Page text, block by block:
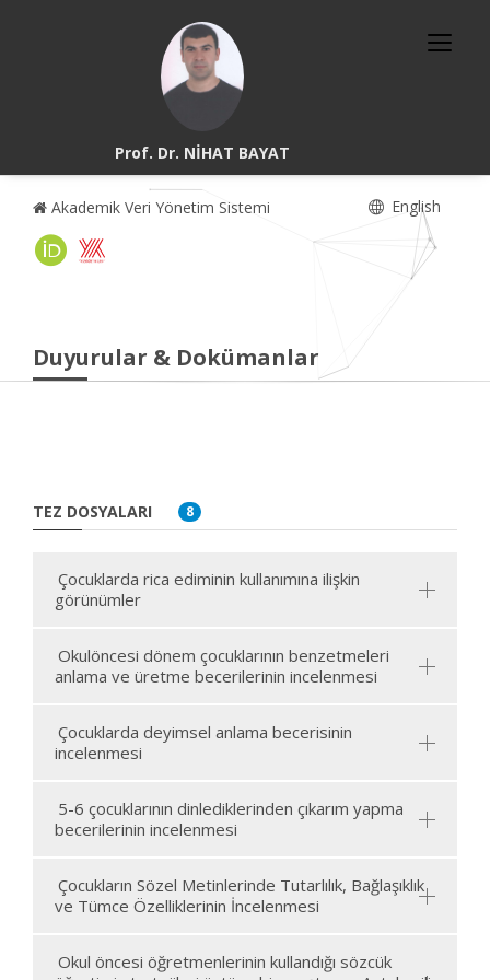
Prof. Dr. NİHAT BAYAT
Akademik Veri Yönetim Sistemi English
Duyurular & Dokümanlar
TEZ DOSYALARI 8
Çocuklarda rica ediminin kullanımına ilişkin
görünümler
Okulöncesi dönem çocuklarının benzetmeleri
anlama ve üretme becerilerinin incelenmesi
Çocuklarda deyimsel anlama becerisinin
incelenmesi
5-6 çocuklarının dinlediklerinden çıkarım yapma
becerilerinin incelenmesi
Çocukların Sözel Metinlerinde Tutarlılık, Bağlaşıklık
ve Tümce Özelliklerinin İncelenmesi
Okul öncesi öğretmenlerinin kullandığı sözcük